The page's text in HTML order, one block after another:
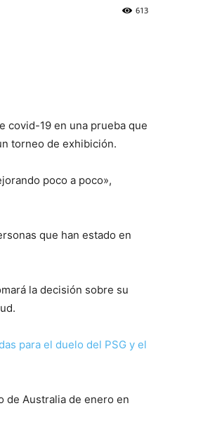
613
covid-19 en una prueba que
torneo de exhibición.
poco a poco»,
que han estado en
la decisión sobre su
para el duelo del PSG y el
de Australia de enero en